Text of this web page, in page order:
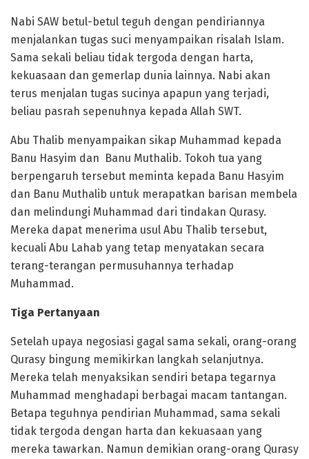
Nabi SAW betul-betul teguh dengan pendiriannya
menjalankan tugas suci menyampaikan risalah Islam.
Sama sekali beliau tidak tergoda dengan harta,
kekuasaan dan gemerlap dunia lainnya. Nabi akan
terus menjalan tugas sucinya apapun yang terjadi,
beliau pasrah sepenuhnya kepada Allah SWT.
Abu Thalib menyampaikan sikap Muhammad kepada
Banu Hasyim dan Banu Muthalib. Tokoh tua yang
berpengaruh tersebut meminta kepada Banu Hasyim
dan Banu Muthalib untuk merapatkan barisan membela
dan melindungi Muhammad dari tindakan Qurasy.
Mereka dapat menerima usul Abu Thalib tersebut,
kecuali Abu Lahab yang tetap menyatakan secara
terang-terangan permusuhannya terhadap
Muhammad.
Tiga Pertanyaan
Setelah upaya negosiasi gagal sama sekali, orang-orang
Qurasy bingung memikirkan langkah selanjutnya.
Mereka telah menyaksikan sendiri betapa tegarnya
Muhammad menghadapi berbagai macam tantangan.
Betapa teguhnya pendirian Muhammad, sama sekali
tidak tergoda dengan harta dan kekuasaan yang
mereka tawarkan. Namun demikian orang-orang Qurasy